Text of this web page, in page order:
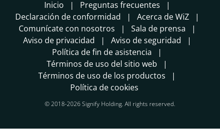
Inicio
Preguntas frecuentes
Declaración de conformidad
Acerca de WiZ
Comunícate con nosotros
Sala de prensa
Aviso de privacidad
Aviso de seguridad
Política de fin de asistencia
Términos de uso del sitio web
Términos de uso de los productos
Política de cookies
© 2018-2026 Signify Holding. All rights reserved.